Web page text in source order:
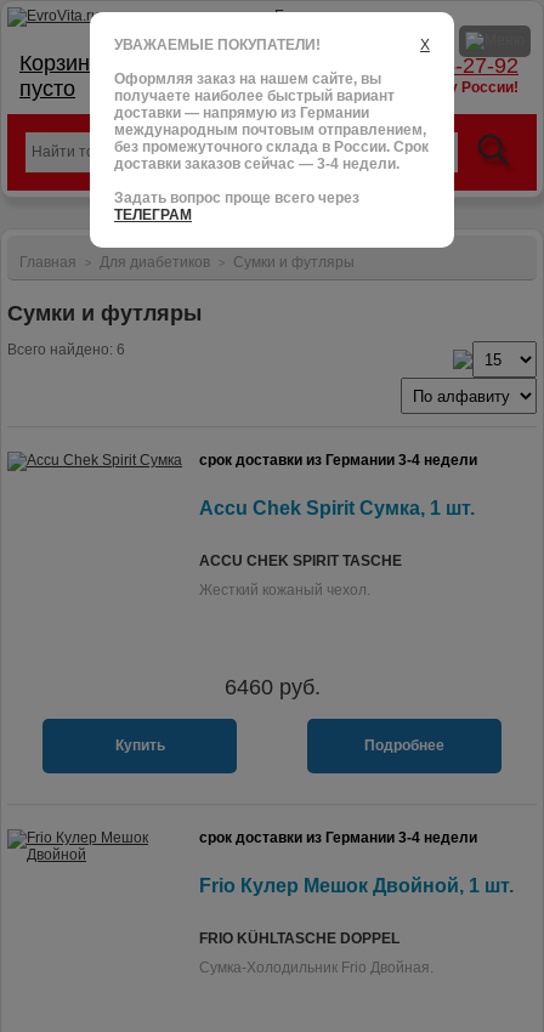
тел.: +7 (966) 095-27-92
доставим в любую точку России!
Корзина:
пусто
X
УВАЖАЕМЫЕ ПОКУПАТЕЛИ!
Оформляя заказ на нашем сайте, вы
получаете наиболее быстрый вариант
доставки — напрямую из Германии
международным почтовым отправлением,
без промежуточного склада в России. Срок
доставки заказов сейчас — 3-4 недели.
Задать вопрос проще всего через
ТЕЛЕГРАМ
Главная > Для диабетиков > Сумки и футляры
Сумки и футляры
Всего найдено: 6
срок доставки из Германии 3-4 недели
Accu Chek Spirit Сумка, 1 шт.
ACCU CHEK SPIRIT TASCHE
Жесткий кожаный чехол.
6460руб.
Купить Подробнее
срок доставки из Германии 3-4 недели
Frio Кулер Мешок Двойной, 1 шт.
FRIO KÜHLTASCHE DOPPEL
Сумка-Холодильник Frio Двойная.